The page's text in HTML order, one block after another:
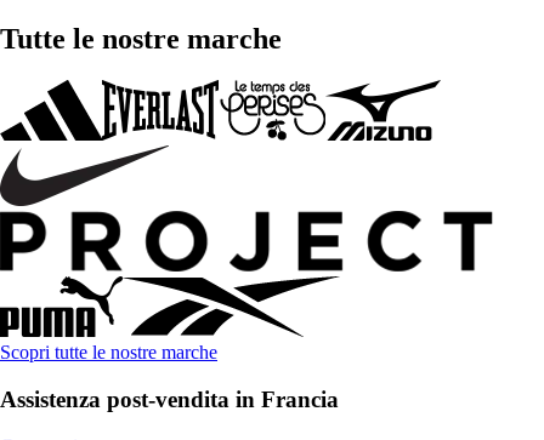
Tutte le nostre marche
Scopri tutte le nostre marche
Assistenza post-vendita in Francia